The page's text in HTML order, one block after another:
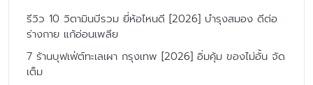
รีวิว 10 วิตามินบีรวม ยี่ห้อไหนดี [2026] บำรุงสมอง ดีต่อ
ร่างกาย แก้อ่อนเพลีย
7 ร้านบุฟเฟ่ต์ทะเลเผา กรุงเทพ [2026] อิ่มคุ้ม ของไม่อั้น จัด
เต็ม